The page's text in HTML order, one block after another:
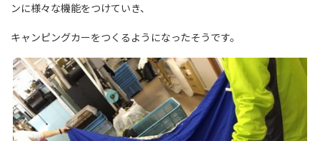
ンに様々な機能をつけていき、
キャンピングカーをつくるようになったそうです。